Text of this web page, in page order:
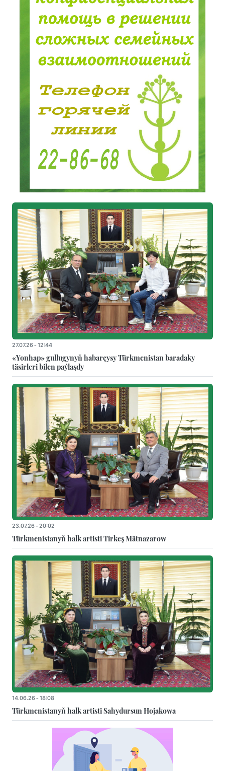
27.07.26 - 12:44
«Yonhap» gullugynyň habarçysy Türkmenistan baradaky
täsirleri bilen paýlaşdy
23.07.26 - 20:02
Türkmenistanyň halk artisti Tirkeş Mätnazarow
14.06.26 - 18:08
Türkmenistanyň halk artisti Sahydursun Hojakowa